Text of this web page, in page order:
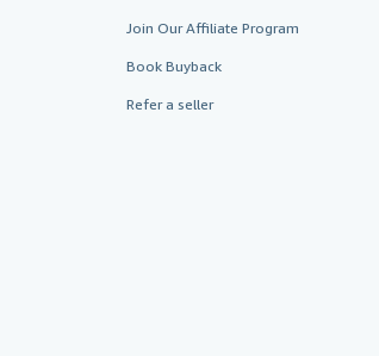
Join Our Affiliate Program
Book Buyback
Refer a seller